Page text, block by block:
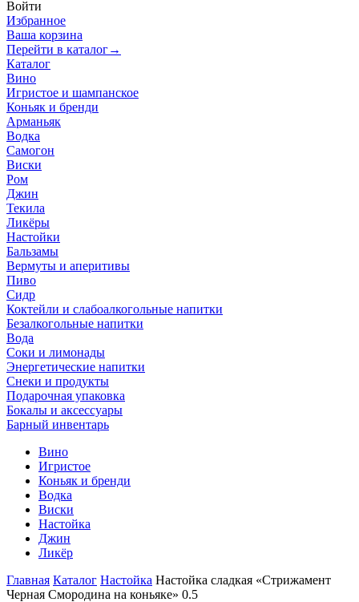
Войти
Избранное
Ваша корзина
Перейти в каталог→
Каталог
Вино
Игристое и шампанское
Коньяк и бренди
Арманьяк
Водка
Самогон
Виски
Ром
Джин
Текила
Ликёры
Настойки
Бальзамы
Вермуты и аперитивы
Пиво
Сидр
Коктейли и слабоалкогольные напитки
Безалкогольные напитки
Вода
Соки и лимонады
Энергетические напитки
Снеки и продукты
Подарочная упаковка
Бокалы и аксессуары
Барный инвентарь
Вино
Игристое
Коньяк и бренди
Водка
Виски
Настойка
Джин
Ликёр
Главная Каталог Настойка Настойка сладкая «Стрижамент
Черная Смородина на коньяке» 0.5